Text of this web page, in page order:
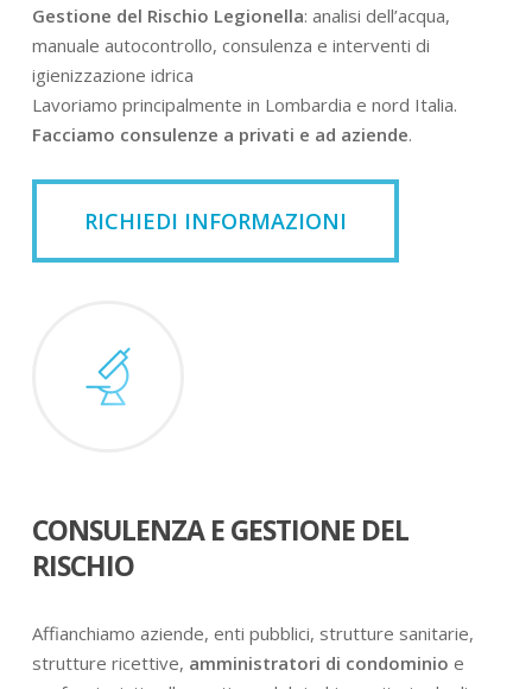
Gestione del Rischio Legionella: analisi dell’acqua,
manuale autocontrollo, consulenza e interventi di
igienizzazione idrica
Lavoriamo principalmente in Lombardia e nord Italia.
Facciamo consulenze a privati e ad aziende.
RICHIEDI INFORMAZIONI
CONSULENZA E GESTIONE DEL
RISCHIO
Affianchiamo aziende, enti pubblici, strutture sanitarie,
strutture ricettive, amministratori di condominio e